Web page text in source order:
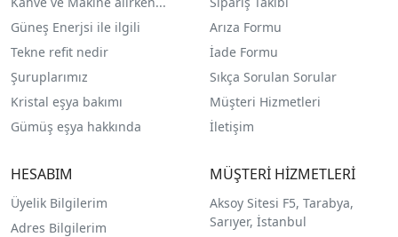
Güneş Enerjsi ile ilgili
Tekne refit nedir
Şuruplarımız
Kristal eşya bakımı
Gümüş eşya hakkında
Arıza Formu
İade Formu
Sıkça Sorulan Sorular
Müşteri Hizmetleri
İletişim
HESABIM
Üyelik Bilgilerim
Adres Bilgilerim
MÜŞTERİ HİZMETLERİ
Aksoy Sitesi F5, Tarabya,
Sarıyer, İstanbul